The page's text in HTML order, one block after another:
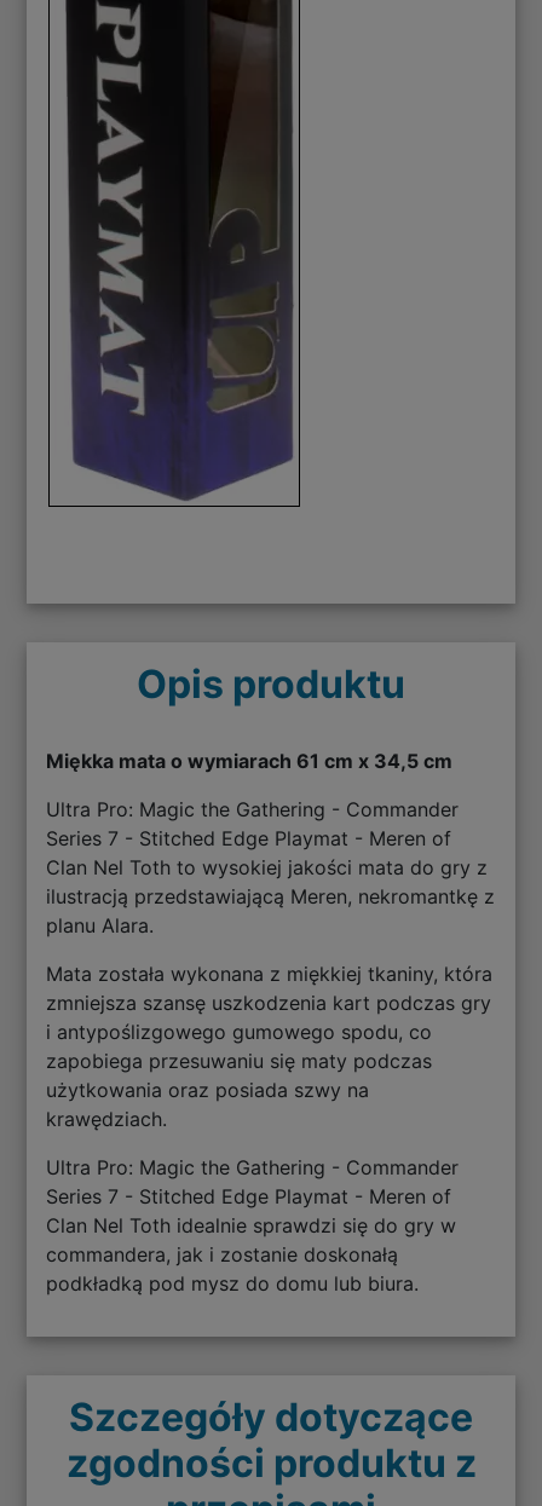
Opis produktu
Miękka mata o wymiarach 61 cm x 34,5 cm
Ultra Pro: Magic the Gathering - Commander
Series 7 - Stitched Edge Playmat - Meren of
Clan Nel Toth to wysokiej jakości mata do gry z
ilustracją przedstawiającą Meren, nekromantkę z
planu Alara.
Mata została wykonana z miękkiej tkaniny, która
zmniejsza szansę uszkodzenia kart podczas gry
i antypoślizgowego gumowego spodu, co
zapobiega przesuwaniu się maty podczas
użytkowania oraz posiada szwy na
krawędziach.
Ultra Pro: Magic the Gathering - Commander
Series 7 - Stitched Edge Playmat - Meren of
Clan Nel Toth idealnie sprawdzi się do gry w
commandera, jak i zostanie doskonałą
podkładką pod mysz do domu lub biura.
Szczegóły dotyczące
zgodności produktu z